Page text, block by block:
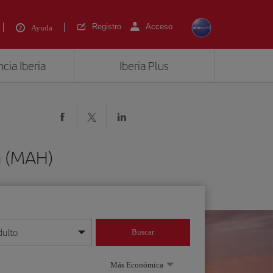
Ayuda Registro Acceso
Iberia Iberia Plus
mes/año
Buscar
Más Económica